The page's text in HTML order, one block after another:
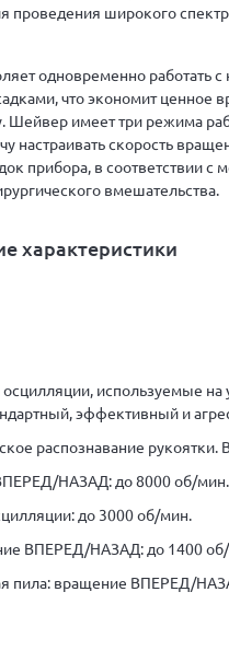
проведения широкого
одновременно работать
что экономит ценное
Шейвер имеет три режима
настраивать скорость
прибора, в соответствии с
вмешательства.
характеристики
используемые на
эффективный и
распознавание рукоятки.
НАЗАД: до 8000 об/мин.
до 3000 об/мин.
ВПЕРЕД/НАЗАД: до 1400
пила: вращение ВПЕРЕД/